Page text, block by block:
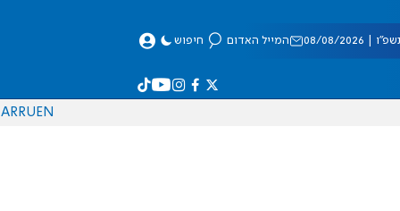
08/2026 המייל האדום חיפוש
EN
RU
AR